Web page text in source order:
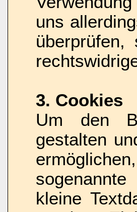
uns
überprüfen,
3. Cookies
Um den
gestalten
kleine